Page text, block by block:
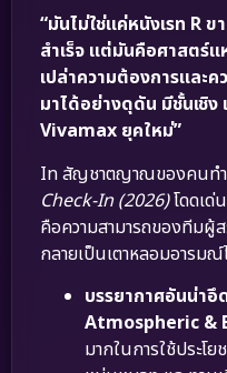
“มันไม่ใช่แค่หนังเรท R
สำเร็จ แต่มันคือศาสตร์
เปล่าความต้องการและ
มาได้อย่างดุดัน มีชั้นเชิ
Vivamax ยุคใหม่”
In สัญชาตญาณของคนทำ
Check-In (2026)โดดเด่
คือความสามารถของทีมผู้
กลายเป็นเตาหลอมอารมณ์
บรรยากาศอันน่า
Atmospheric &
มากในการใช้ประ